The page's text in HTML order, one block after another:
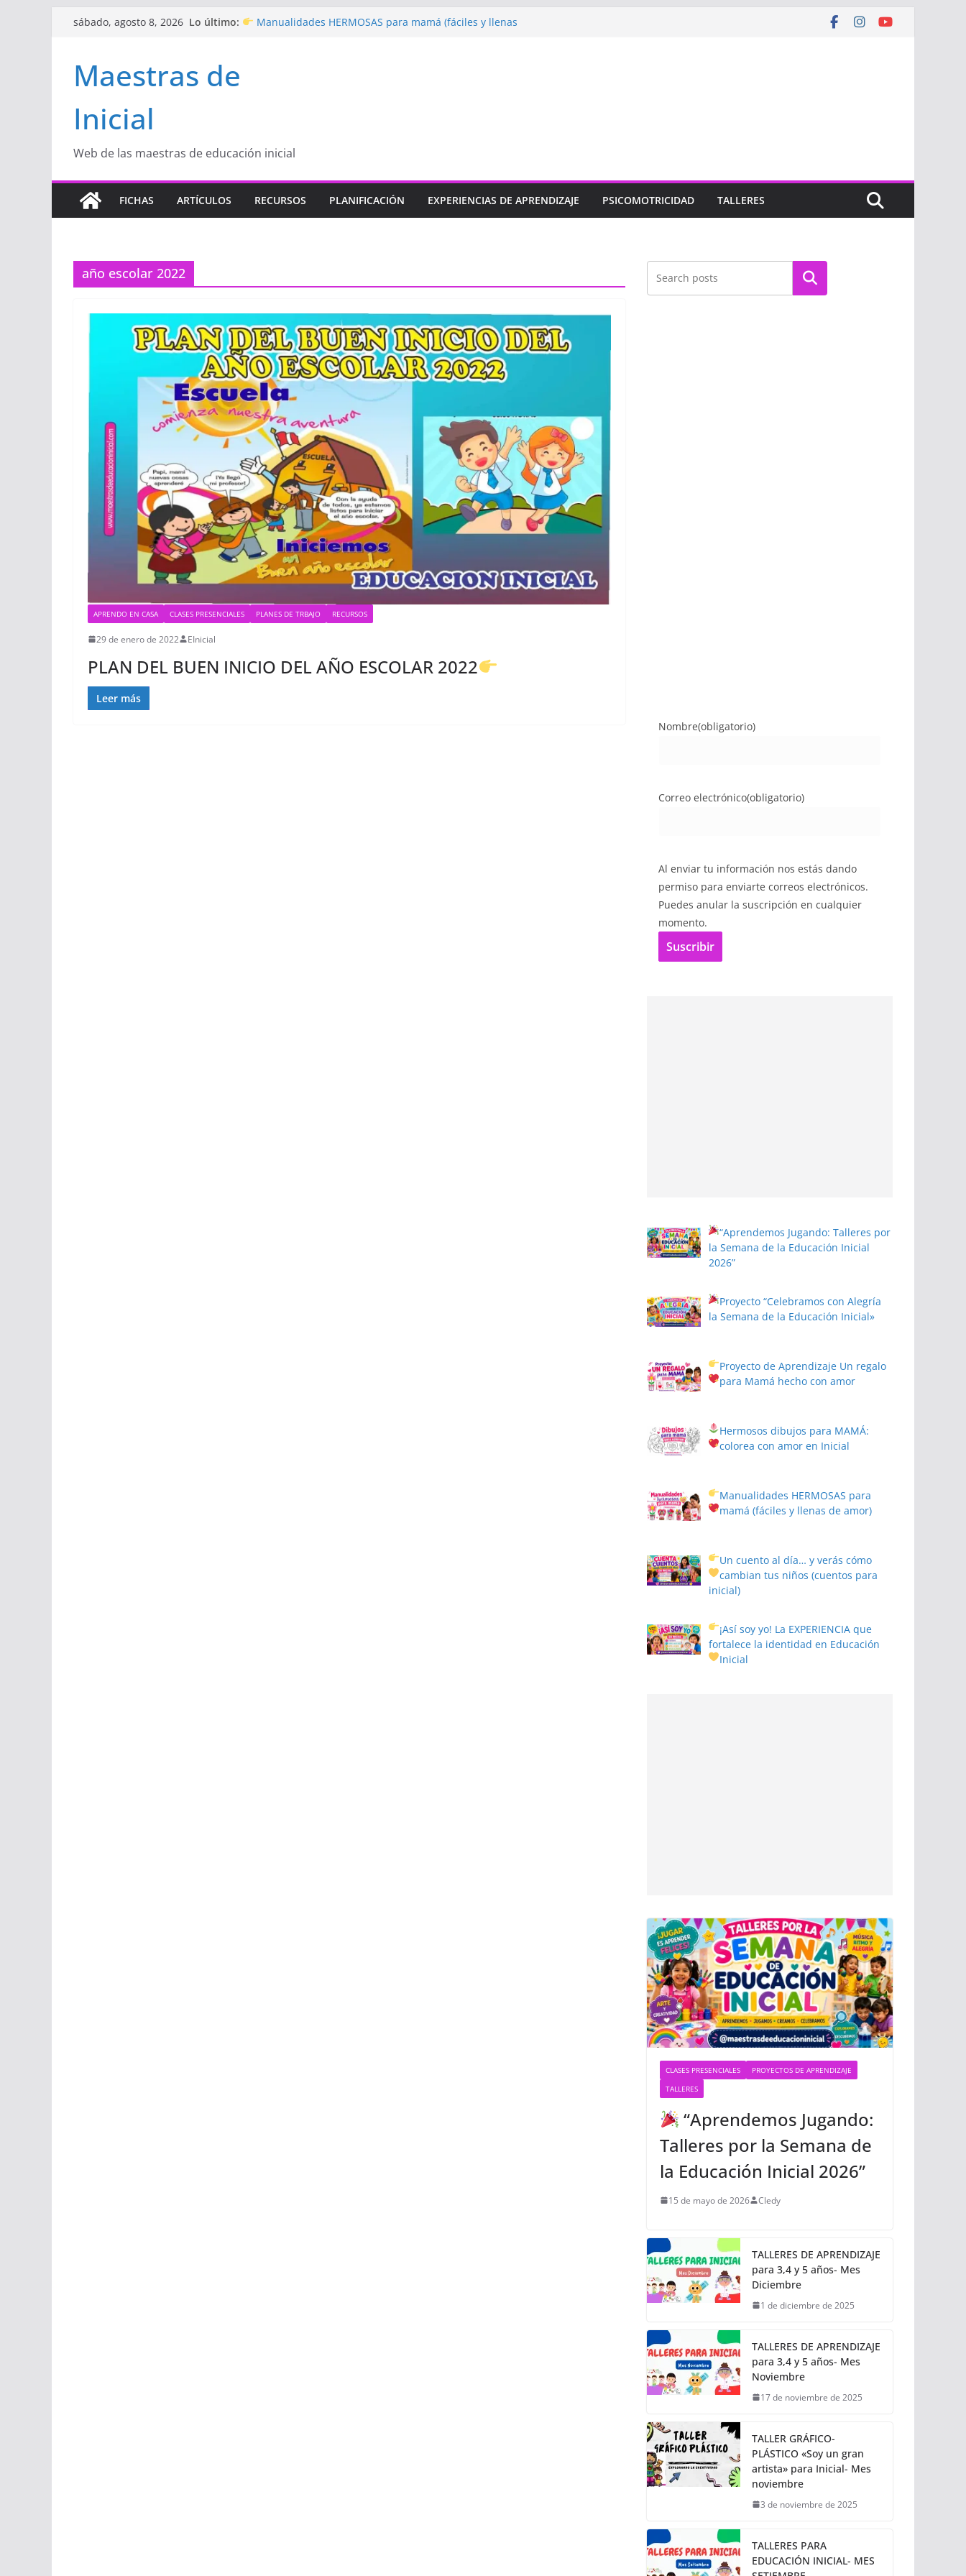
Saltarsábado, agosto 8, 2026 Lo último:
Manualidades HERMOSAS para mamá (fáciles y llenas
Inicial
Maestras de
Inicial
Web de las maestras de educación inicial
FICHAS ARTÍCULOS RECURSOS PLANIFICACIÓN EXPERIENCIAS DE APRENDIZAJE PSICOMOTRICIDAD TALLERES
año escolar 2022
APRENDO EN CASA CLASES PRESENCIALES PLANES DE TRBAJO RECURSOS
29 de enero de 2022 EInicial
PLAN DEL BUEN INICIO DEL AÑO ESCOLAR 2022
Leer más
Buscar
Nombre(obligatorio)
Correo electrónico(obligatorio)
Al enviar tu información nos estás dando
permiso para enviarte correos electrónicos.
Puedes anular la suscripción en cualquier
momento.
Suscribir
“Aprendemos Jugando: Talleres por
la Semana de la Educación Inicial
2026”
Proyecto“Celebramos con Alegría
la Semana de la Educación Inicial»
Proyecto de Aprendizaje Un regalo
para Mamá hecho con amor
Hermosos dibujos para MAMÁ:
colorea con amor en Inicial
Manualidades HERMOSAS para
mamá (fáciles y llenas de amor)
Un cuento al día… y verás cómo
cambian tus niños(cuentos para
inicial)
¡Así soy yo! La EXPERIENCIA que
fortalece la identidad en Educación
Inicial
CLASES PRESENCIALES
PROYECTOS DE APRENDIZAJE
TALLERES
“Aprendemos Jugando:
Talleres por la Semana de
la Educación Inicial 2026”
15 de mayo de 2026 Cledy
TALLERES DE APRENDIZAJE
para 3,4 y 5 años- Mes
Diciembre
1 de diciembre de 2025
TALLERES DE APRENDIZAJE
para 3,4 y 5 años- Mes
Noviembre
17 de noviembre de 2025
TALLER GRÁFICO-
PLÁSTICO «Soy un gran
artista» para Inicial- Mes
noviembre
3 de noviembre de 2025
TALLERES PARA
EDUCACIÓN INICIAL- MES